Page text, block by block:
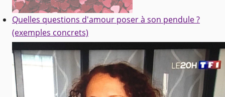
Quelles questions d'amour poser à son pendule ?
(exemples concrets)